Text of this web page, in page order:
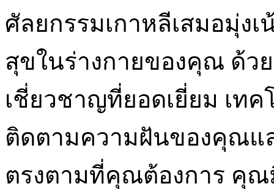
ศัลยกรรมเกาหลีเสมอมุ่ง
สุขในร่างกายของคุณ ด้ว
เชี่ยวชาญที่ยอดเยี่ยม เท
ติดตามความฝันของคุณแ
ตรงตามที่คุณต้องการ คุ